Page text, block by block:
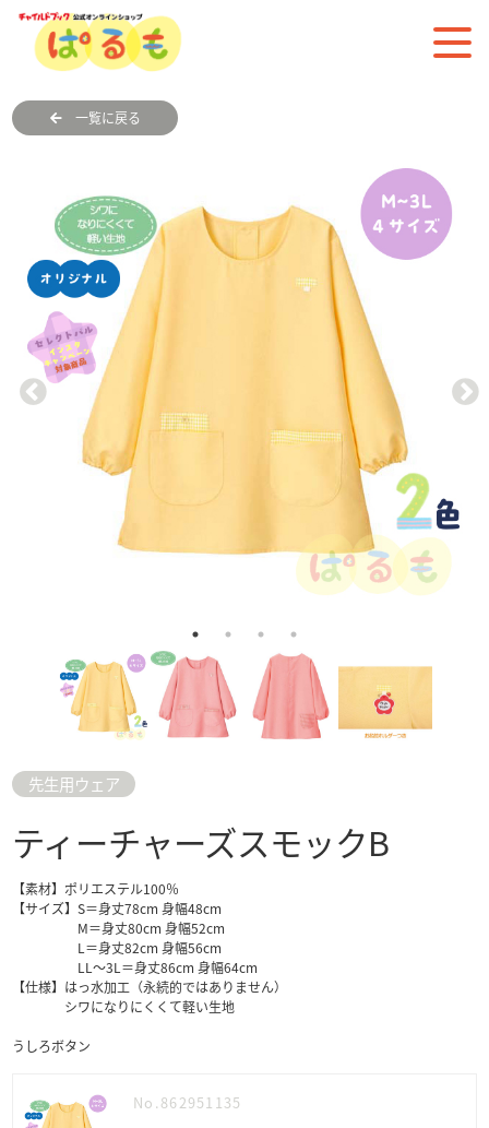
一覧に戻る
先生用ウェア
ティーチャーズスモックB
【素材】ポリエステル100％
【サイズ】S＝身丈78cm 身幅48cm
M＝身丈80cm 身幅52cm
L＝身丈82cm 身幅56cm
LL～3L＝身丈86cm 身幅64cm
【仕様】はっ水加工（永続的ではありません）
シワになりにくくて軽い生地
うしろボタン
No.862951135